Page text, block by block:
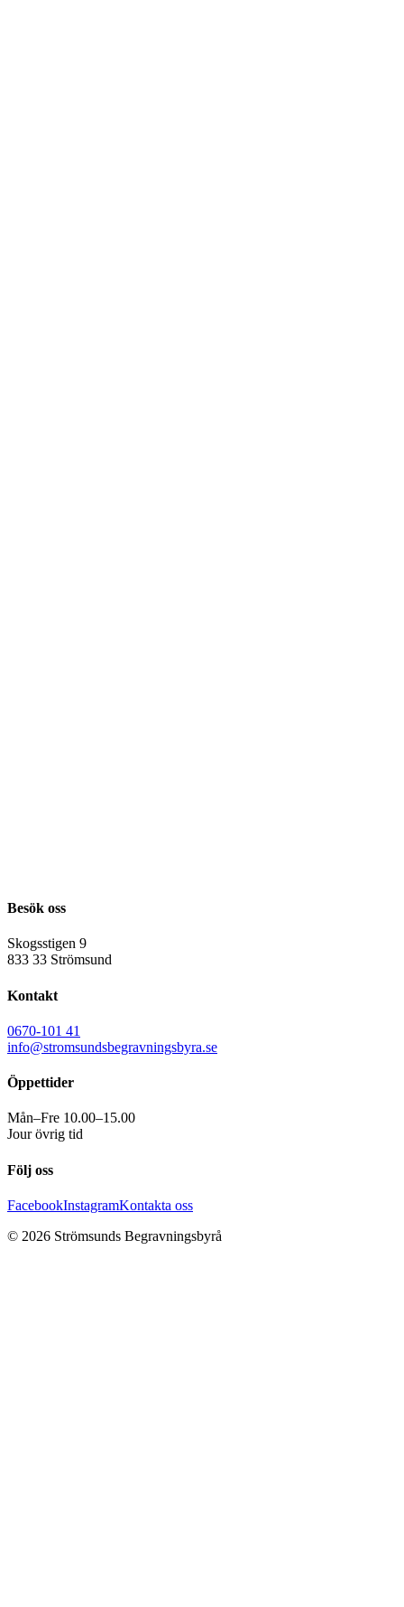
Besök oss
Skogsstigen 9
833 33 Strömsund
Kontakt
0670-101 41
info@stromsundsbegravningsbyra.se
Öppettider
Mån–Fre 10.00–15.00
Jour övrig tid
Följ oss
FacebookInstagramKontakta oss
© 2026 Strömsunds Begravningsbyrå